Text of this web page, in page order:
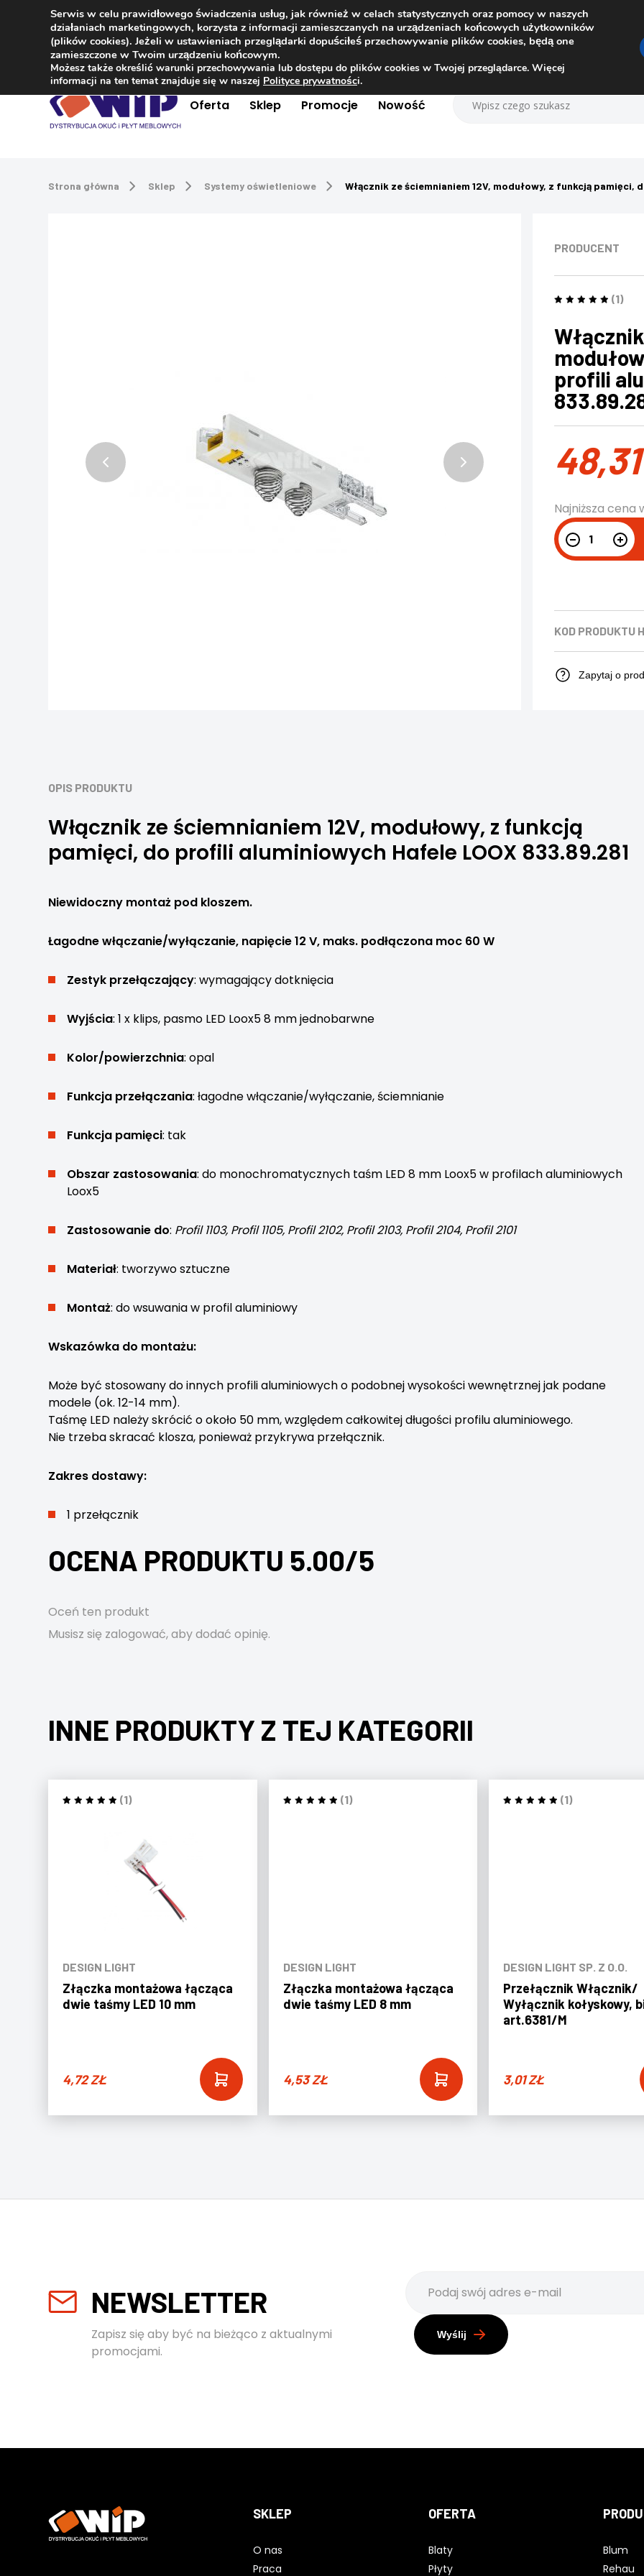
Kontakt +48 504 181 848
Oferta Sklep Promocje Nowość
Strona główna Sklep Systemy oświetleniowe Włącznik ze ściemnianiem 12V, modułowy, z funkcją
PRODUCENT
(1)
profili
Najniższa
KOD PRODUKTU
Zapytaj o
OPIS PRODUKTU
Włącznik ze ściemnianiem 12V, modułowy, z funkcją
pamięci, do profili aluminiowych Hafele LOOX 833.89.281
Niewidoczny montaż pod kloszem.
Łagodne włączanie/wyłączanie, napięcie 12 V, maks. podłączona moc 60 W
Zestyk przełączający: wymagający dotknięcia
Wyjścia: 1 x klips, pasmo LED Loox5 8 mm jednobarwne
Kolor/powierzchnia: opal
Funkcja przełączania: łagodne włączanie/wyłączanie, ściemnianie
Funkcja pamięci: tak
Obszar zastosowania: do monochromatycznych taśm LED 8 mm Loox5 w profilach aluminiowych
Loox5
Zastosowanie do: Profil 1103, Profil 1105, Profil 2102, Profil 2103, Profil 2104, Profil 2101
Materiał: tworzywo sztuczne
Montaż: do wsuwania w profil aluminiowy
Wskazówka do montażu:
Może być stosowany do innych profili aluminiowych o podobnej wysokości wewnętrznej jak podane
modele (ok. 12-14 mm).
Taśmę LED należy skrócić o około 50 mm, względem całkowitej długości profilu aluminiowego.
Nie trzeba skracać klosza, ponieważ przykrywa przełącznik.
Zakres dostawy:
1 przełącznik
OCENA PRODUKTU 5.00/5
Oceń ten produkt
Musisz się zalogować, aby dodać opinię.
INNE PRODUKTY Z TEJ KATEGORII
(1)
DESIGN LIGHT
Złączka montażowa łącząca
dwie taśmy LED 10 mm
4,72ZŁ
(1)
DESIGN LIGHT
Złączka montażowa łącząca
dwie taśmy LED 8 mm
4,53ZŁ
(1)
DESIGN LIGHT SP. Z O.O.
Przełącznik Włącznik/
Wyłącznik kołyskowy,
art.6381/M
3,01ZŁ
NEWSLETTER
Zapisz się aby być na bieżąco z aktualnymi
promocjami.
Wyślij
SKLEP
O nas
Praca
OFERTA
Blaty
Płyty
Blum
Rehau
Serwis w celu prawidłowego świadczenia usług, jak również w celach statystycznych oraz pomocy w naszych
działaniach marketingowych, korzysta z informacji zamieszczanych na urządzeniach końcowych użytkowników
(plików cookies). Jeżeli w ustawieniach przeglądarki dopuściłeś przechowywanie plików cookies, będą one
zamieszczone w Twoim urządzeniu końcowym.
Możesz także określić warunki przechowywania lub dostępu do plików cookies w Twojej przeglądarce. Więcej
informacji na ten temat znajduje się w naszej Polityce prywatności.